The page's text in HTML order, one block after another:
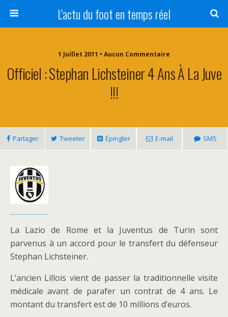
L'actu du foot en temps réel
1 Juillet 2011 • Aucun Commentaire
Officiel : Stephan Lichsteiner 4 Ans À La Juve
!!!
Partager Tweeter Épingler E-mail SMS
La Lazio de Rome et la Juventus de Turin sont
parvenus à un accord pour le transfert du défenseur
Stephan Lichsteiner.
L’ancien Lillois vient de passer la traditionnelle visite
médicale avant de parafer un contrat de 4 ans. Le
montant du transfert est de 10 millions d’euros.